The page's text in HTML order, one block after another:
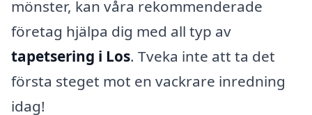
mönster, kan våra rekommenderade
företag hjälpa dig med all typ av
tapetsering i Los. Tveka inte att ta det
första steget mot en vackrare inredning
idag!